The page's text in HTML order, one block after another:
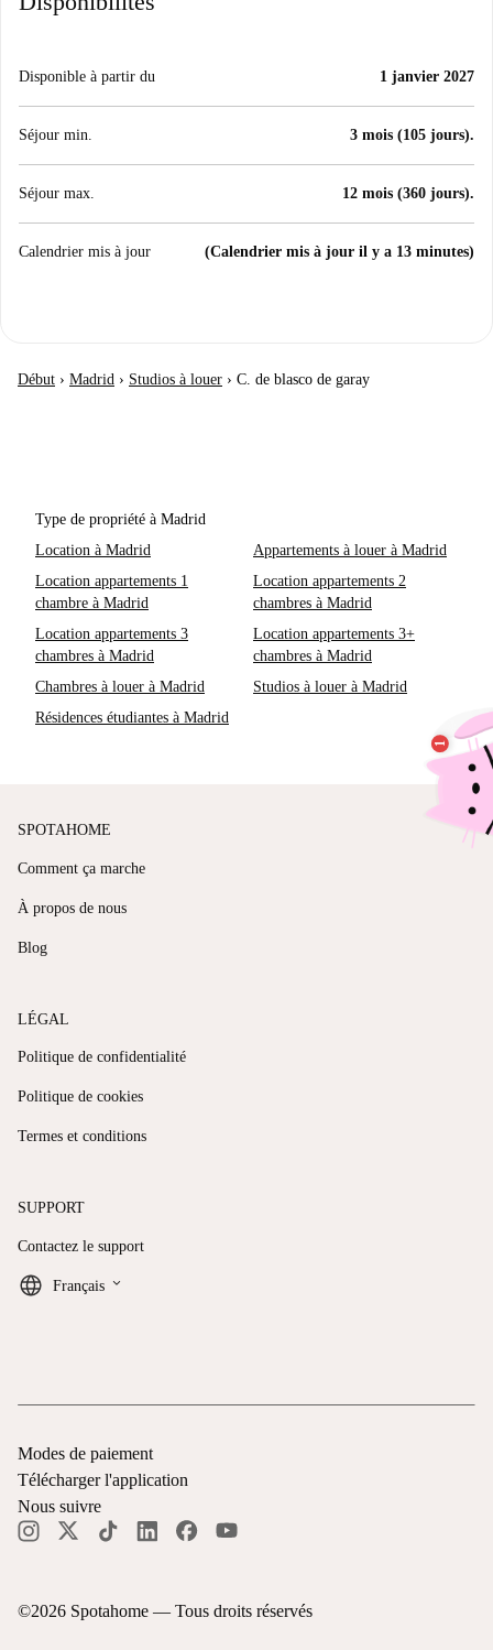
Disponible à partir du 1 janvier 2027
Séjour min. 3 mois (105 jours).
Séjour max. 12 mois (360 jours).
Calendrier mis à jour (Calendrier mis à jour il y a 13 minutes)
Début › Madrid › Studios à louer › C. de blasco de garay
Type de propriété à Madrid
Location à Madrid
Appartements à louer à Madrid
Location appartements 1
chambre à Madrid
Location appartements 2
chambres à Madrid
Location appartements 3
chambres à Madrid
Location appartements 3+
chambres à Madrid
Chambres à louer à Madrid
Studios à louer à Madrid
Résidences étudiantes à Madrid
SPOTAHOME
Comment ça marche
À propos de nous
Blog
LÉGAL
Politique de confidentialité
Politique de cookies
Termes et conditions
SUPPORT
Contactez le support
Français keyboard_arrow_down
©2026 Spotahome — Tous droits réservés
Modes de paiement
Télécharger l'application
Nous suivre